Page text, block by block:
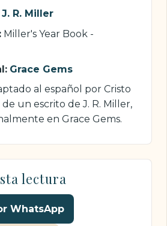
J. R. Miller
Miller's Year Book -
Grace Gems
al español por Cristo
de un escrito de J. R. Miller,
en Grace Gems.
lectura
WhatsApp